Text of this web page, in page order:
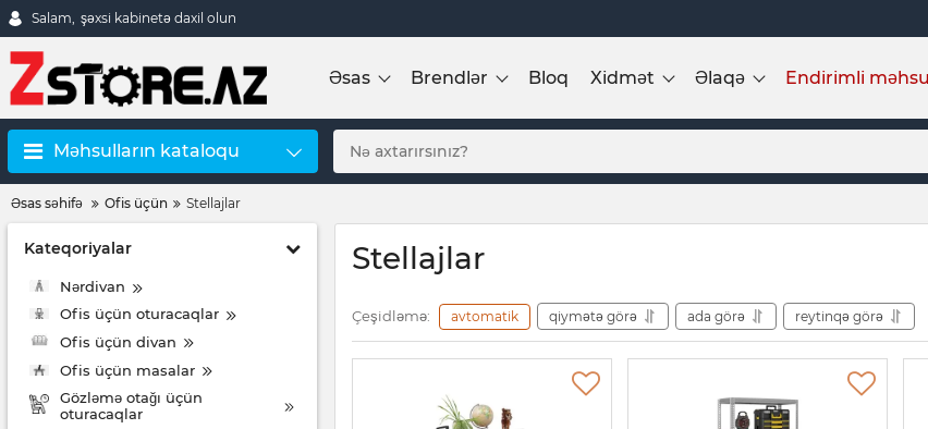
Salam, şəxsi kabinetə daxil olun
Əsas Brendlər Bloq Xidmət Əlaqə Endirimli
Məhsulların kataloqu
Əsas səhifə Ofis üçün Stellajlar
Kateqoriyalar
Nərdivan
Ofis üçün oturacaqlar
Ofis üçün divan
Ofis üçün masalar
Gözləmə otağı üçün
oturacaqlar
Stellajlar
Çeşidləmə: avtomatik qiymətə görə ada görə reytinqə görə